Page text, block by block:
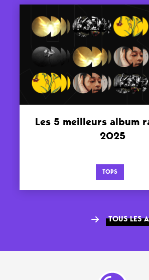
Les 5 meilleurs album
2025
TOPS
TOUS LES